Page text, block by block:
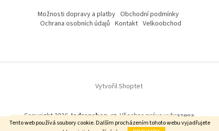
Tento web používá soubory cookie. Dalším procházením tohoto webu vyjadřujete
Upozornění: od 17.8 - 31.8.2026 nebude možné objednávat.
Možnosti dopravy a platby Obchodní podmínky
Ochrana osobních údajů Kontakt Velkoobchod
Vytvořil Shoptet
Copyright 2026Jadranshop.cz. Všechna práva vyhrazena.